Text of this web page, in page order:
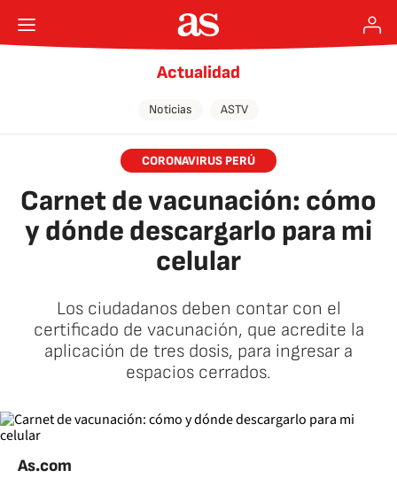
Actualidad
Noticias ASTV
CORONAVIRUS PERÚ
Carnet de vacunación: cómo
y dónde descargarlo para mi
celular
Los ciudadanos deben contar con el
certificado de vacunación, que acredite la
aplicación de tres dosis, para ingresar a
espacios cerrados.
As.com